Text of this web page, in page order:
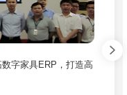
数字家具ERP，打造高